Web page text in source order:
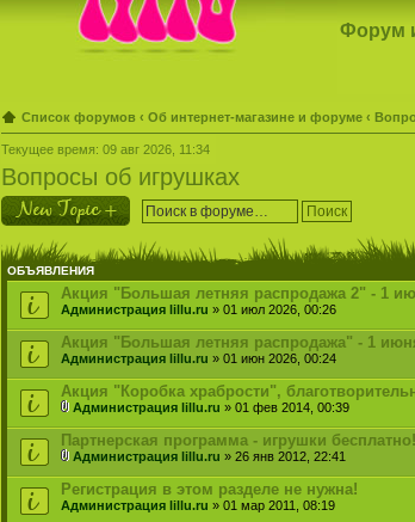
Форум
Список форумов ‹ Об интернет-магазине и форуме ‹
Текущее время: 09 авг 2026, 11:34
Вопросы об игрушках
Новая тема
ОБЪЯВЛЕНИЯ
Акция "Большая летняя распродажа 2" - 1
Администрация lillu.ru » 01 июл 2026, 00:26
Акция "Большая летняя распродажа" - 1
Администрация lillu.ru » 01 июн 2026, 00:24
Акция "Коробка храбрости",
Администрация lillu.ru » 01 фев 2014, 00:39
Партнерская программа - игрушки бесплатно!
Администрация lillu.ru » 26 янв 2012, 22:41
Регистрация в этом разделе не нужна!
Администрация lillu.ru » 01 мар 2011, 08:19